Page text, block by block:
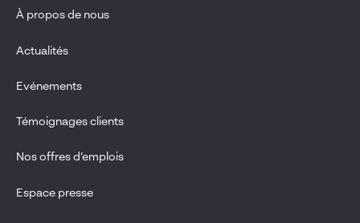
À propos de nous
Actualités
Evénements
Témoignages clients
Nos offres d’emplois
Espace presse